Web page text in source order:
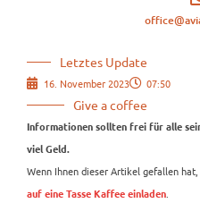
Letztes Update
16. November 2023 07:50
Give a coffee
Informationen sollten frei für alle
viel Geld.
Wenn Ihnen dieser Artikel gefallen
auf eine Tasse Kaffee einladen.